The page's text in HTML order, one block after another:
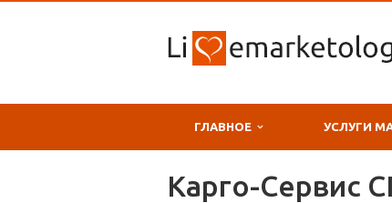
ГЛАВНОЕ УСЛУГИ
Карго-Сервис